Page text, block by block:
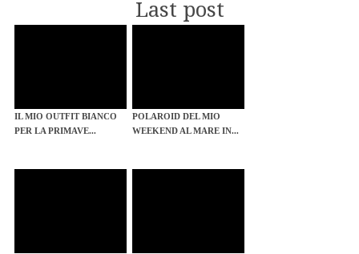
Last post
IL MIO OUTFIT BIANCO
PER LA PRIMAVE...
POLAROID DEL MIO
WEEKEND AL MARE IN...